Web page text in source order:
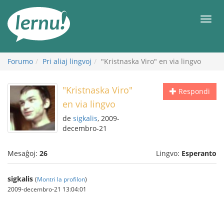
enhavo
Forumo Pri aliaj lingvoj "Kristnaska Viro" en via lingvo
Respondi
"Kristnaska Viro"
en via lingvo
de sigkalis, 2009-
decembro-21
Mesaĝoj: 26 Lingvo: Esperanto
sigkalis (Montri la profilon)
2009-decembro-21 13:04:01